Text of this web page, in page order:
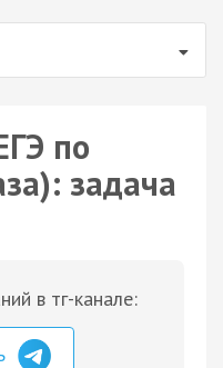
по
задача
в тг-канале: